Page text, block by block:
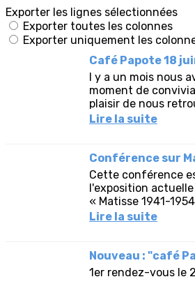
Exporter les lignes sélectionnées
Exporter toutes les colonnes
Exporter uniquement les
Café Papote 18
l y a un mois nous
moment de
plaisir de nous
connaitre, de
Lire la suite
Conférence sur
Cette conférence
l'exposition
« Matisse 1941-
correspond aux
Lire la suite
Nouveau : "café
1er rendez-vous le